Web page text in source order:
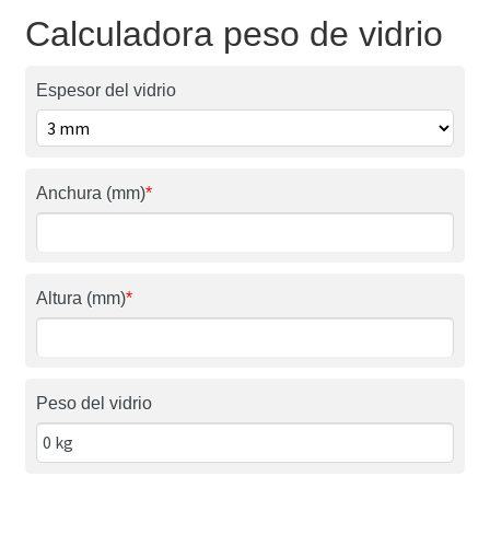
Calculadora peso de vidrio
Espesor del vidrio
Anchura (mm)*
Altura (mm)*
Peso del vidrio